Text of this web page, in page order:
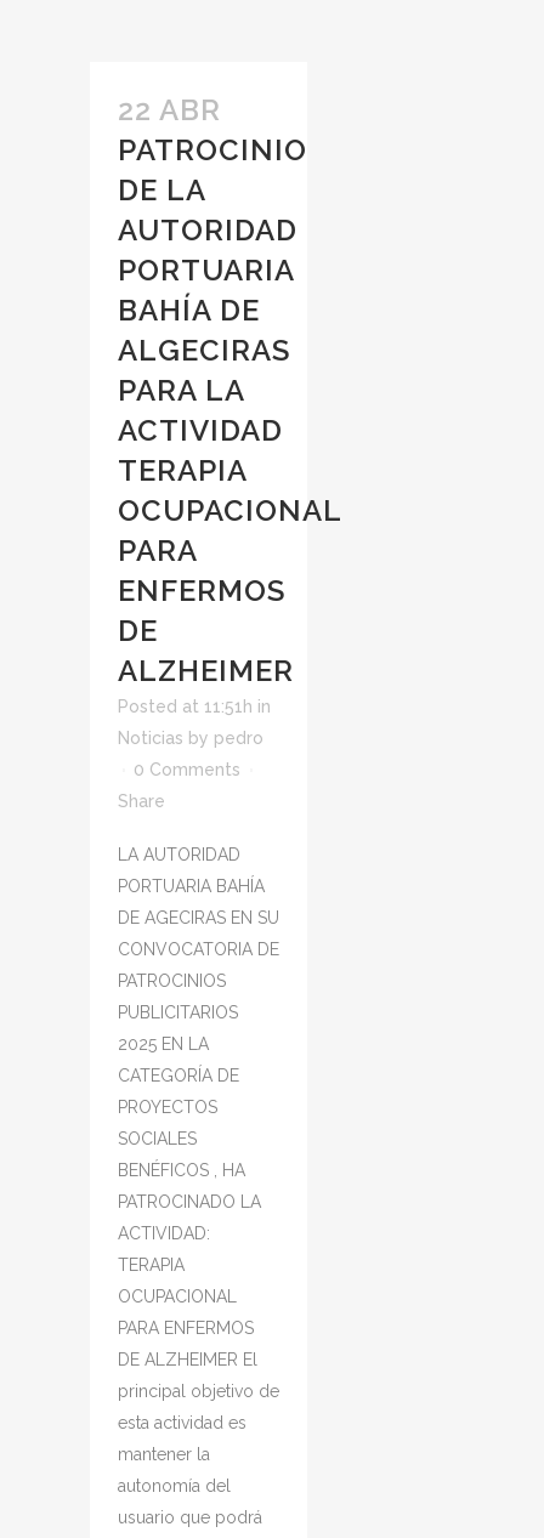
22 ABR
PATROCINIO
DE LA
AUTORIDAD
PORTUARIA
BAHÍA DE
ALGECIRAS
PARA LA
ACTIVIDAD
TERAPIA
OCUPACIONAL
PARA
ENFERMOS
DE
ALZHEIMER
Posted at 11:51h in
Noticias by pedro
0 Comments
Share
LA AUTORIDAD
PORTUARIA BAHÍA
DE AGECIRAS EN SU
CONVOCATORIA DE
PATROCINIOS
PUBLICITARIOS
2025 EN LA
CATEGORÍA DE
PROYECTOS
SOCIALES
BENÉFICOS , HA
PATROCINADO LA
ACTIVIDAD:
TERAPIA
OCUPACIONAL
PARA ENFERMOS
DE ALZHEIMER El
principal objetivo de
esta actividad es
mantener la
autonomía del
usuario que podrá